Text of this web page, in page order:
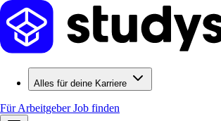
Alles für deine Karriere
Für ArbeitgeberJob finden